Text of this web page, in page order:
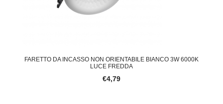
FARETTO DA INCASSO NON ORIENTABILE BIANCO 3W 6000K
LUCE FREDDA
€4,79